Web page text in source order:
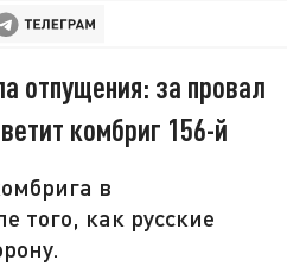
отпущения: за провал
комбриг 156-й
в
того, как русские